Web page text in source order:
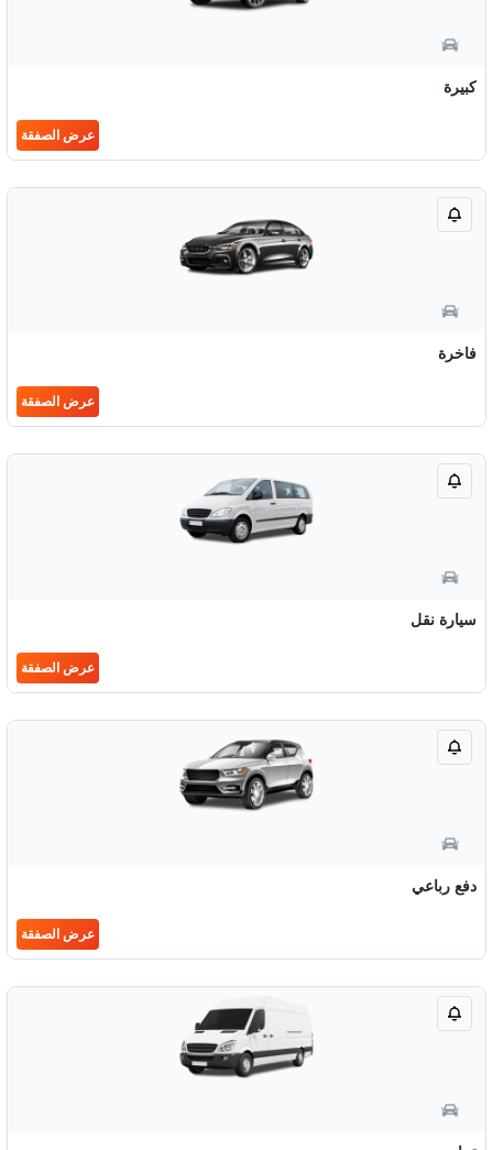
كبيرة
عرض الصفقة
فاخرة
عرض الصفقة
سيارة نقل
عرض الصفقة
دفع رباعي
عرض الصفقة